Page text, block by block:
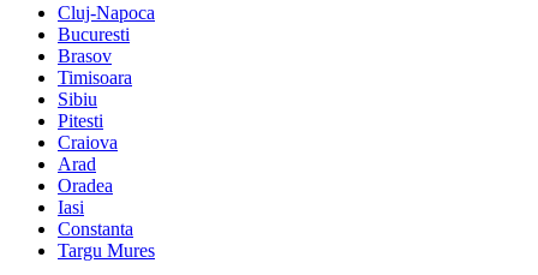
Cluj-Napoca
Bucuresti
Brasov
Timisoara
Sibiu
Pitesti
Craiova
Arad
Oradea
Iasi
Constanta
Targu Mures